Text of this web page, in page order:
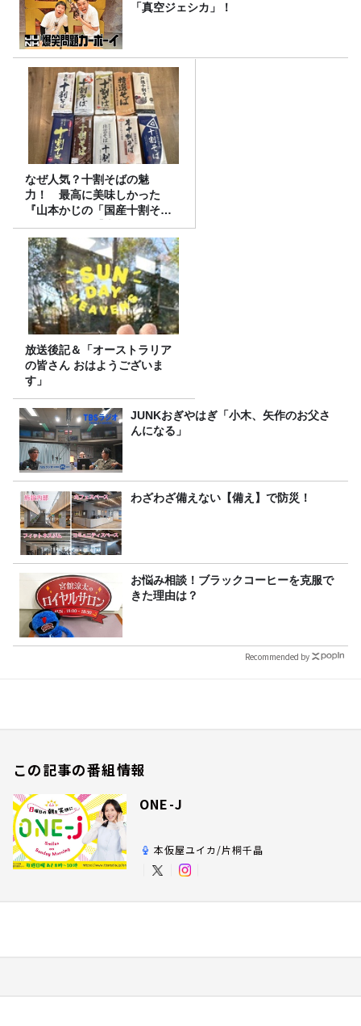
「真空ジェシカ」！
なぜ人気？十割そばの魅
力！ 最高に美味しかった
『山本かじの「国産十割そ
ば」』とは？【十割そば10種
食べ比べ】
放送後記＆「オーストラリア
の皆さん おはようございま
す」
JUNKおぎやはぎ「小木、矢作のお父さ
んになる」
わざわざ備えない【備え】で防災！
お悩み相談！ブラックコーヒーを克服で
きた理由は？
Recommended by
この記事の番組情報
ONE-J
本仮屋ユイカ/片桐千晶